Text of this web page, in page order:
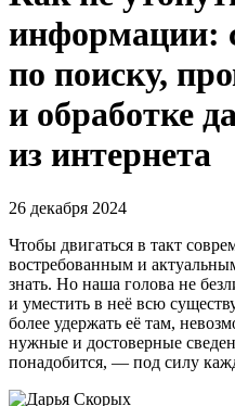
информации:
по поиску,
и обработке
из интернета
26 декабря 2024
Чтобы двигаться в такт
востребованным и
знать. Но наша голова не
и уместить в неё всю
более удержать её там,
нужные и достоверные
понадобится, — под силу